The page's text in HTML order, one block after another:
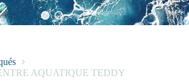
AQUATIQUE TEDDY